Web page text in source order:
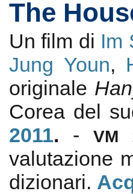
The
Un film di Im
Jung Youn,
originale
Corea del
2011. - VM
valutazione
dizionari.